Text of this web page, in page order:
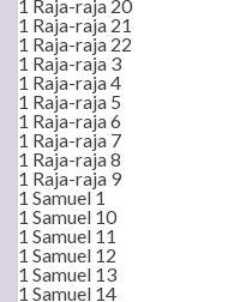
1 Raja-raja 20
1 Raja-raja 21
1 Raja-raja 22
1 Raja-raja 3
1 Raja-raja 4
1 Raja-raja 5
1 Raja-raja 6
1 Raja-raja 7
1 Raja-raja 8
1 Raja-raja 9
1 Samuel 1
1 Samuel 10
1 Samuel 11
1 Samuel 12
1 Samuel 13
1 Samuel 14